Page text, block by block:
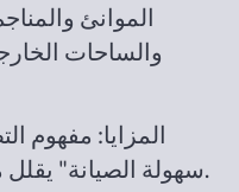
الموانئ
والساحات
المزايا: مفهوم
سهولة الصيانة" يقلل من تكاليف الصيانة للعملاء.